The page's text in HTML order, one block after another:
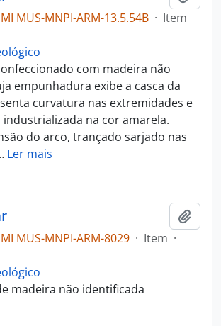
MUS-MNPI-ARM-13.5.54B · Item
com madeira não
empunhadura exibe a casca da
curvatura nas extremidades e
na cor amarela.
do arco, trançado sarjado nas
Ler mais
MUS-MNPI-ARM-8029 · Item ·
madeira não identificada